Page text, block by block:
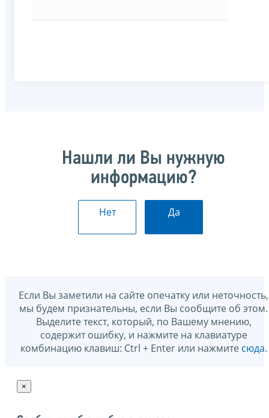
Нашли ли Вы нужную
информацию?
Нет Да
Если Вы заметили на сайте опечатку или неточность,
мы будем признательны, если Вы сообщите об этом.
Выделите текст, который, по Вашему мнению,
содержит ошибку, и нажмите на клавиатуре
комбинацию клавиш: Ctrl + Enter или нажмите сюда.
×